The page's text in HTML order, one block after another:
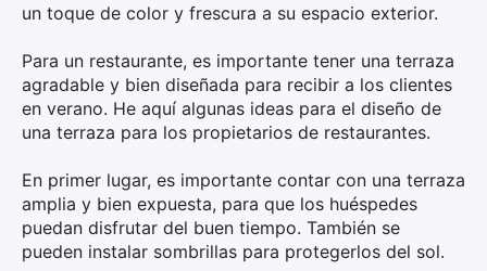
un toque de color y frescura a su espacio exterior.
Para un restaurante, es importante tener una terraza
agradable y bien diseñada para recibir a los clientes
en verano. He aquí algunas ideas para el diseño de
una terraza para los propietarios de restaurantes.
En primer lugar, es importante contar con una terraza
amplia y bien expuesta, para que los huéspedes
puedan disfrutar del buen tiempo. También se
pueden instalar sombrillas para protegerlos del sol.